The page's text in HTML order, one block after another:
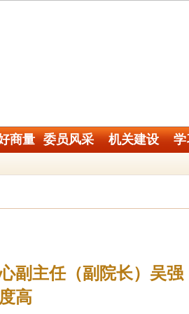
商量 委员风采 机关建设 学
副主任（副院长）吴强
高